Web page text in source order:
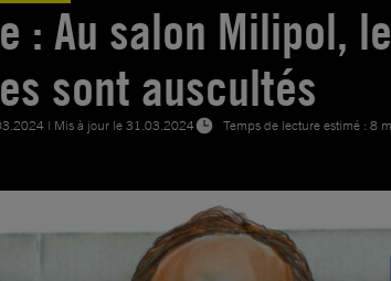
: Au salon Milipol,
sont auscultés
| Mis à jour le31.03.2024 Temps de lecture estimé : 8